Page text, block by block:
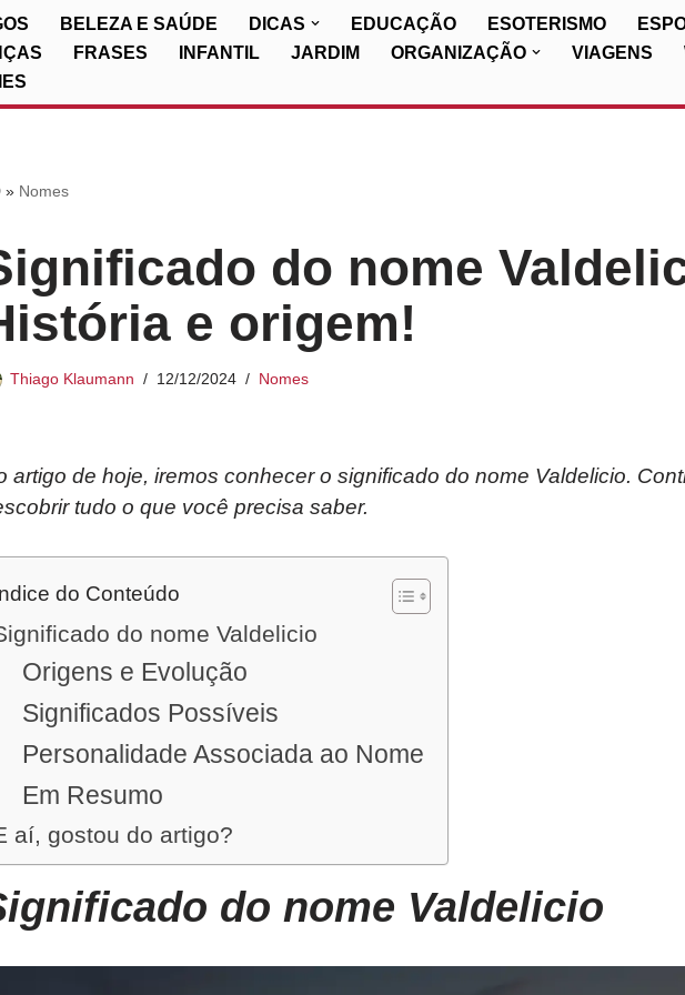
BELEZA E SAÚDE DICAS EDUCAÇÃO ESOTERISMO
FRASES INFANTIL JARDIM ORGANIZAÇÃO VIAGENS
» Nomes
do nome
e origem!
Thiago Klaumann 12/12/2024 Nomes
artigo de hoje, iremos conhecer o significado do nome Valdelicio.
tudo o que você precisa saber.
do Conteúdo
do nome Valdelicio
Origens e Evolução
Significados Possíveis
Personalidade Associada ao Nome
Em Resumo
aí, gostou do artigo?
do nome Valdelicio